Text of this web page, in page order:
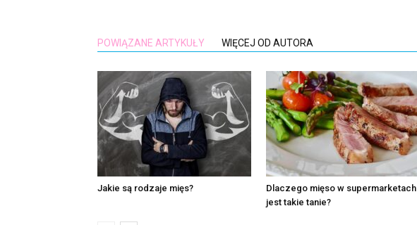
POWIĄZANE ARTYKUŁY WIĘCEJ OD AUTORA
Jakie są rodzaje mięs?
Dlaczego mięso w supermarketach
jest takie tanie?